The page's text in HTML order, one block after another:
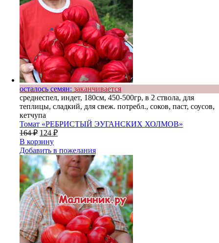
осталось семян: заканчивается
среднеспел, индет, 180см, 450-500гр, в 2 ствола, для
теплицы, сладкий, для свеж. потребл., соков, паст, соусов,
кетчупа
Томат «РЕБРИСТЫЙ ЭУГАНСКИХ ХОЛМОВ»
164₽ 124 ₽
В корзину
Добавить в пожелания